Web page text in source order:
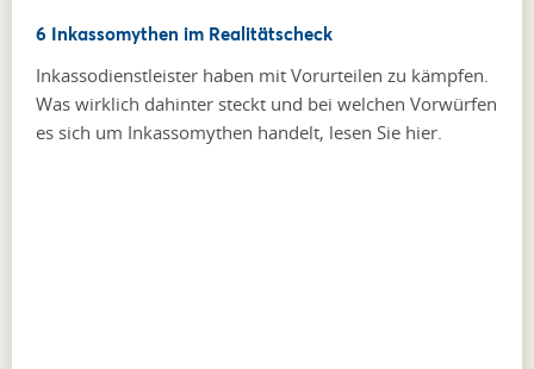
6 Inkassomythen im Realitätscheck
Inkassodienstleister haben mit Vorurteilen zu kämpfen.
Was wirklich dahinter steckt und bei welchen Vorwürfen
es sich um Inkassomythen handelt, lesen Sie hier.